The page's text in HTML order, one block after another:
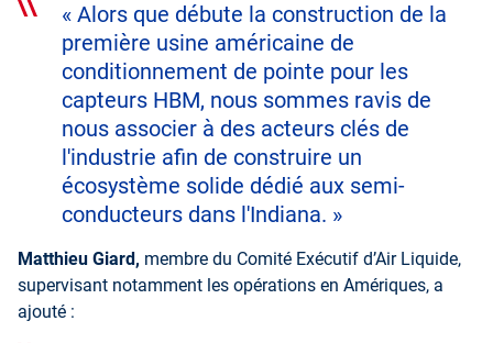
« Alors que débute la construction de la
première usine américaine de
conditionnement de pointe pour les
capteurs HBM, nous sommes ravis de
nous associer à des acteurs clés de
l'industrie afin de construire un
écosystème solide dédié aux semi-
conducteurs dans l'Indiana. »
Matthieu Giard, membre du Comité Exécutif d’Air Liquide,
supervisant notamment les opérations en Amériques, a
ajouté :